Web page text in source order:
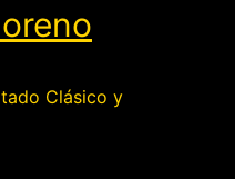
Clásico y